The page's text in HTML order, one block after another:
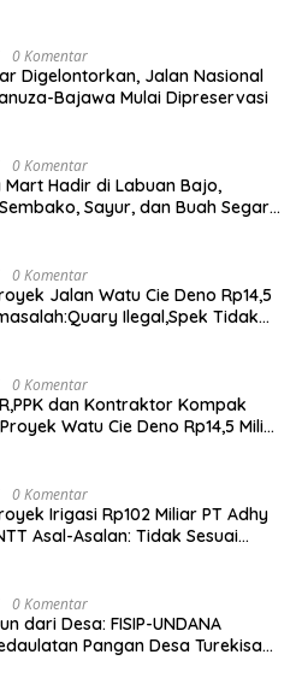
0 Komentar
Digelontorkan, Jalan Nasional
Bajawa Mulai Dipreservasi
0 Komentar
Mart Hadir di Labuan Bajo,
Sayur, dan Buah Segar
0 Komentar
Jalan Watu Cie Deno Rp14,5
Ilegal,Spek Tidak
0 Komentar
dan Kontraktor Kompak
Watu Cie Deno Rp14,5 Miliar
0 Komentar
Irigasi Rp102 Miliar PT Adhy
Asal-Asalan: Tidak Sesuai
0 Komentar
dari Desa: FISIP-UNDANA
Pangan Desa Turekisa